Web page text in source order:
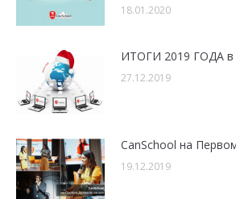
18.01.2020
ИТОГИ 2019 ГОДА в
27.12.2019
CanSchool на
19.12.2019